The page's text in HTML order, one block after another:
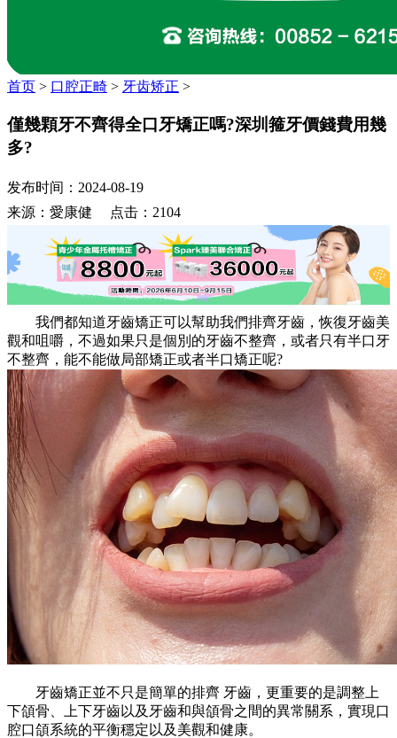
首页 > 口腔正畸 > 牙齿矫正 >
僅幾顆牙不齊得全口牙矯正嗎?深圳箍牙價錢費用幾
多?
发布时间：2024-08-19
来源：愛康健 点击：2104
我們都知道牙齒矯正可以幫助我們排齊牙齒，恢復牙齒美
觀和咀嚼，不過如果只是個別的牙齒不整齊，或者只有半口牙
不整齊，能不能做局部矯正或者半口矯正呢?
牙齒矯正並不只是簡單的排齊 牙齒，更重要的是調整上
下頜骨、上下牙齒以及牙齒和與頜骨之間的異常關系，實現口
腔口頜系統的平衡穩定以及美觀和健康。